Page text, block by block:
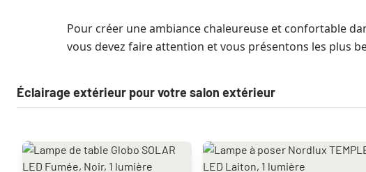
Pour créer une ambiance chaleureuse et confortable
vous devez faire attention et vous présentons les plus
Éclairage extérieur pour votre salon extérieur